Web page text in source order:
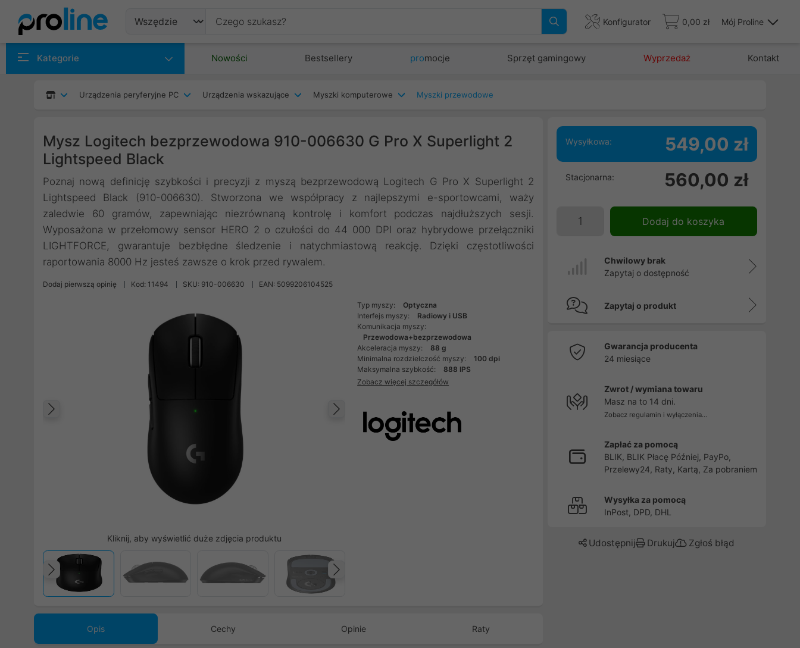
Konfigurator 0,00 zł Mój Proline
Kategorie Nowości Bestsellery promocje Sprzęt gamingowy Wyprzedaż Kontakt
Urządzenia peryferyjne PC Urządzenia wskazujące Myszki komputerowe Myszki przewodowe
Mysz Logitech bezprzewodowa 910-006630 G Pro X Superlight 2
Lightspeed Black
Poznaj nową definicję szybkości i precyzji z myszą bezprzewodową Logitech G Pro X Superlight 2
Lightspeed Black (910-006630). Stworzona we współpracy z najlepszymi e-sportowcami, waży
zaledwie 60 gramów, zapewniając niezrównaną kontrolę i komfort podczas najdłuższych sesji.
Wyposażona w przełomowy sensor HERO 2 o czułości do 44 000 DPI oraz hybrydowe przełączniki
LIGHTFORCE, gwarantuje bezbłędne śledzenie i natychmiastową reakcję. Dzięki częstotliwości
raportowania 8000 Hz jesteś zawsze o krok przed rywalem.
Dodaj pierwszą opinię Kod: 11494 SKU: 910-006630 EAN: 5099206104525
Następny
Kliknij, aby wyświetlić duże zdjęcia produktu
Poprzedni
Typ myszy:
Optyczna
Interfejs myszy:
Radiowy i USB
Komunikacja myszy:
Przewodowa+bezprzewodowa
Akceleracja myszy:
88 g
Minimalna rozdzielczość myszy:
100 dpi
Maksymalna szybkość:
888 IPS
Zobacz więcej szczegółów
Opis Cechy Opinie Raty
Wysyłkowa: 549,00 zł
Stacjonarna: 560,00 zł
Dodaj do koszyka
Chwilowy brak
Zapytaj o dostępność
Zapytaj o produkt
Gwarancja producenta
24 miesiące
Zwrot / wymiana towaru
Masz na to 14 dni.
Zobacz regulamin i wyłączenia...
Zapłać za pomocą
BLIK, BLIK Płacę Później, PayPo,
Przelewy24, Raty, Kartą, Za pobraniem
Wysyłka za pomocą
InPost, DPD, DHL
Udostępnij Drukuj Zgłoś błąd